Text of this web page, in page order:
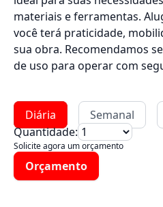
materiais e ferramentas.
você terá praticidade,
sua obra. Recomendamos
de uso para operar com
Diária Semanal
Quantidade:
Solicite agora um orçamento
Orçamento